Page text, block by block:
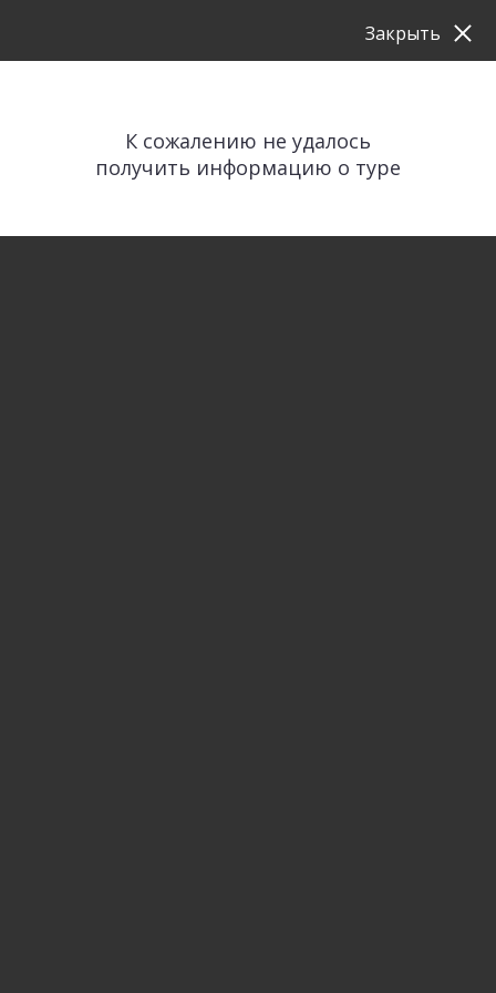
К сожалению не удалось
получить информацию о туре
Закрыть